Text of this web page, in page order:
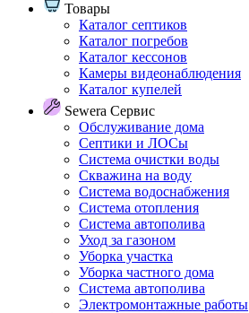
Товары
Каталог септиков
Каталог погребов
Каталог кессонов
Камеры видеонаблюдения
Каталог купелей
Sewera Сервис
Обслуживание дома
Септики и ЛОСы
Система очистки воды
Скважина на воду
Система водоснабжения
Система отопления
Система автополива
Уход за газоном
Уборка участка
Уборка частного дома
Система автополива
Электромонтажные работы